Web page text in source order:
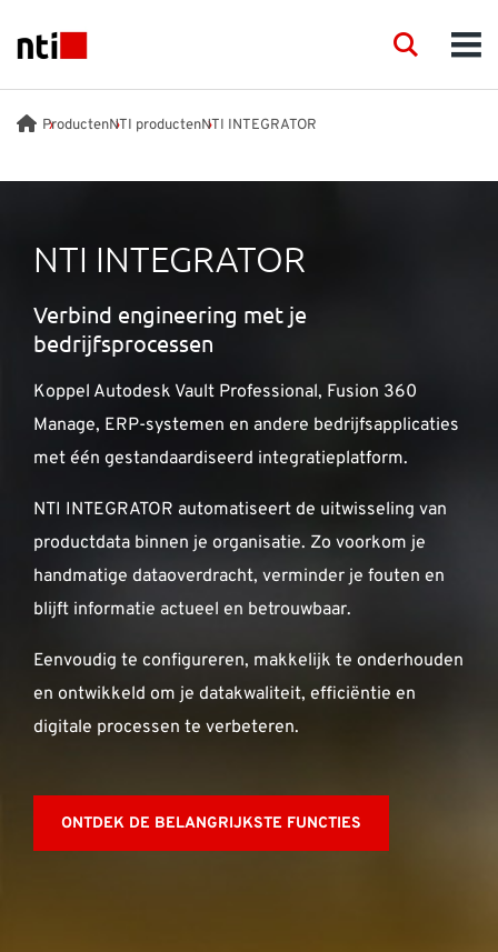
NTI logo
DIENSTEN
TRAINING
EVENEMENTEN
KENNIS
SUPPORT
OVER ONS
CONTACT
Waarmee kunnen we je helpen?
Contact: +31 88 494 6666 Support: +31 88 494 66 71 E-
Search
ProductenNTI productenNTI INTEGRATOR
NTI INTEGRATOR
Verbind engineering met je
bedrijfsprocessen
Koppel Autodesk Vault Professional, Fusion 360
Manage, ERP-systemen en andere bedrijfsapplicaties
met één gestandaardiseerd integratieplatform.
NTI INTEGRATOR automatiseert de uitwisseling van
productdata binnen je organisatie. Zo voorkom je
handmatige dataoverdracht, verminder je fouten en
blijft informatie actueel en betrouwbaar.
Eenvoudig te configureren, makkelijk te onderhouden
en ontwikkeld om je datakwaliteit, efficiëntie en
digitale processen te verbeteren.
ONTDEK DE BELANGRIJKSTE FUNCTIES